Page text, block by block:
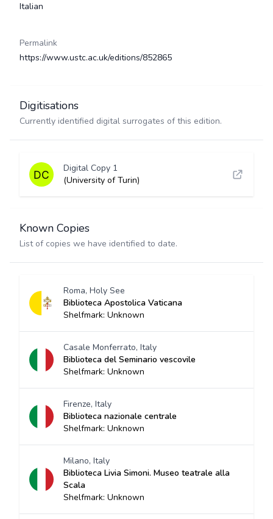
Italian
Permalink
https://www.ustc.ac.uk/editions/852865
Digitisations
Currently identified digital surrogates of this edition.
Digital Copy 1
(University of Turin)
Known Copies
List of copies we have identified to date.
Roma, Holy See
Biblioteca Apostolica Vaticana
Shelfmark: Unknown
Casale Monferrato, Italy
Biblioteca del Seminario vescovile
Shelfmark: Unknown
Firenze, Italy
Biblioteca nazionale centrale
Shelfmark: Unknown
Milano, Italy
Biblioteca Livia Simoni. Museo teatrale alla
Scala
Shelfmark: Unknown